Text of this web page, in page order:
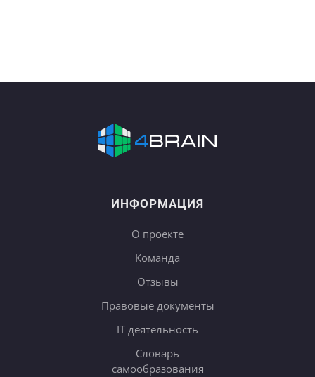
ИНФОРМАЦИЯ
О проекте
Команда
Отзывы
Правовые документы
IT деятельность
Словарь
самообразования